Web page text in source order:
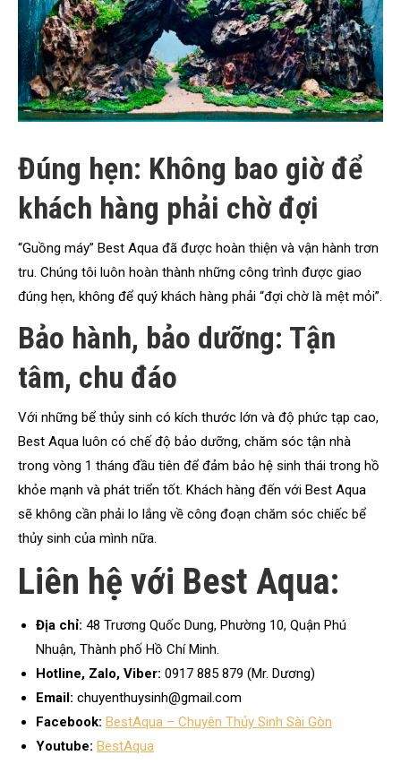
Đúng hẹn: Không bao giờ để
khách hàng phải chờ đợi
“Guồng máy” Best Aqua đã được hoàn thiện và vận hành trơn
tru. Chúng tôi luôn hoàn thành những công trình được giao
đúng hẹn, không để quý khách hàng phải “đợi chờ là mệt mỏi”.
Bảo hành, bảo dưỡng: Tận
tâm, chu đáo
Với những bể thủy sinh có kích thước lớn và độ phức tạp cao,
Best Aqua luôn có chế độ bảo dưỡng, chăm sóc tận nhà
trong vòng 1 tháng đầu tiên để đảm bảo hệ sinh thái trong hồ
khỏe mạnh và phát triển tốt. Khách hàng đến với Best Aqua
sẽ không cần phải lo lắng về công đoạn chăm sóc chiếc bể
thủy sinh của mình nữa.
Liên hệ với Best Aqua:
Địa chỉ: 48 Trương Quốc Dung, Phường 10, Quận Phú
Nhuận, Thành phố Hồ Chí Minh.
Hotline, Zalo, Viber: 0917 885 879 (Mr. Dương)
Email: chuyenthuysinh@gmail.com
Facebook: BestAqua – Chuyên Thủy Sinh Sài Gòn
Youtube: BestAqua